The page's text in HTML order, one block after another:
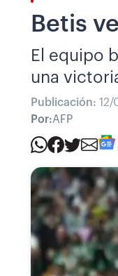
Betis
El equipo
una
Publicación: 12/
Por:AFP